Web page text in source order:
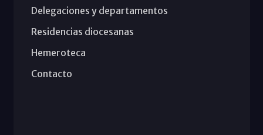
Delegaciones y departamentos
Residencias diocesanas
Hemeroteca
Contacto